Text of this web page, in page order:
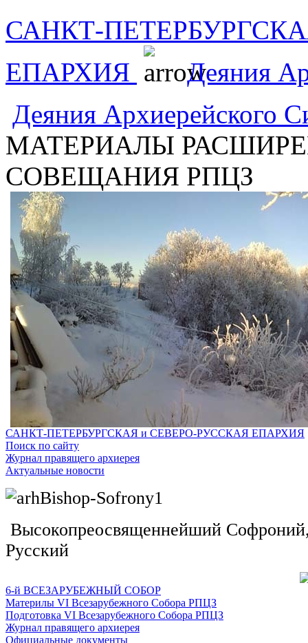
САНКТ-
ЕПАРХИЯ
Деяния
Деяния Архиерейского
МАТЕРИАЛЫ
СОВЕЩАНИЯ РПЦЗ
САНКТ-ПЕТЕРБУРГСКАЯ и СЕВЕРО-РУССКАЯ ЕПАРХИЯ
Поиск по сайту
Журнал правящего архиерея
Актуальные новости
Высокопреосвященнейший
Русский
6-й ВСЕЗАРУБЕЖНЫЙ СОБОР
Материлы VI Всезарубежного Собора РПЦЗ
Подготовка VI Всезарубежного Собора РПЦЗ
Журнал правящего архиерея
Официальные документы